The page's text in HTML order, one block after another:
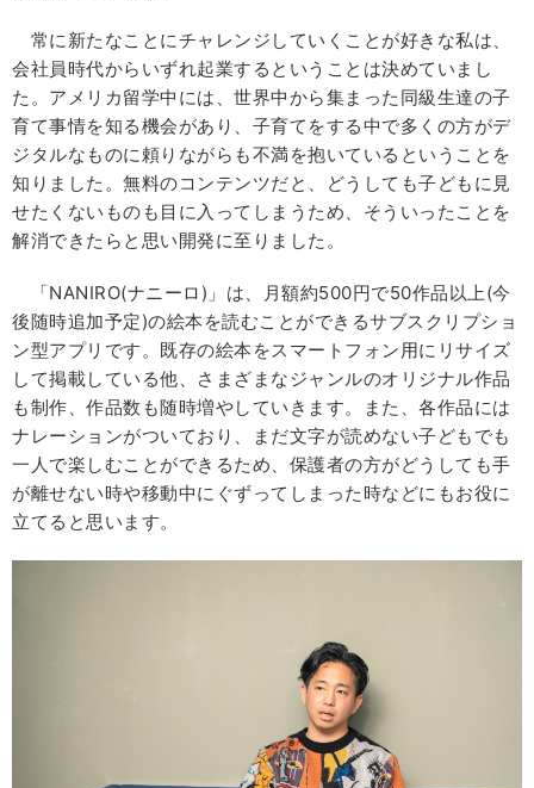
常に新たなことにチャレンジしていくことが好きな私は、
会社員時代からいずれ起業するということは決めていまし
た。アメリカ留学中には、世界中から集まった同級生達の子
育て事情を知る機会があり、子育てをする中で多くの方がデ
ジタルなものに頼りながらも不満を抱いているということを
知りました。無料のコンテンツだと、どうしても子どもに見
せたくないものも目に入ってしまうため、そういったことを
解消できたらと思い開発に至りました。
「NANIRO(ナニーロ)」は、月額約500円で50作品以上(今
後随時追加予定)の絵本を読むことができるサブスクリプショ
ン型アプリです。既存の絵本をスマートフォン用にリサイズ
して掲載している他、さまざまなジャンルのオリジナル作品
も制作、作品数も随時増やしていきます。また、各作品には
ナレーションがついており、まだ文字が読めない子どもでも
一人で楽しむことができるため、保護者の方がどうしても手
が離せない時や移動中にぐずってしまった時などにもお役に
立てると思います。